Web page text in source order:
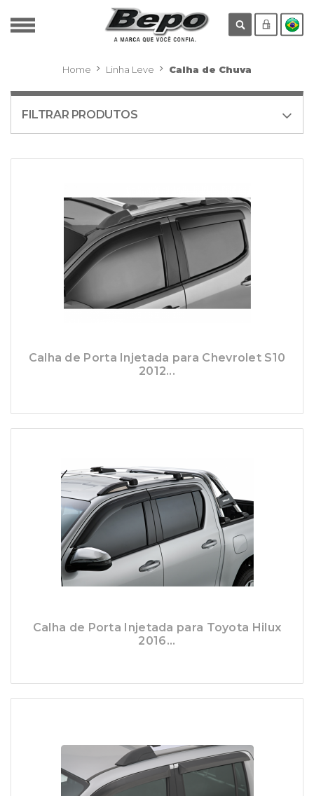
Home Linha Leve Calha de Chuva
FILTRAR PRODUTOS
Calha de Porta Injetada para Chevrolet S10
2012...
Calha de Porta Injetada para Toyota Hilux
2016...